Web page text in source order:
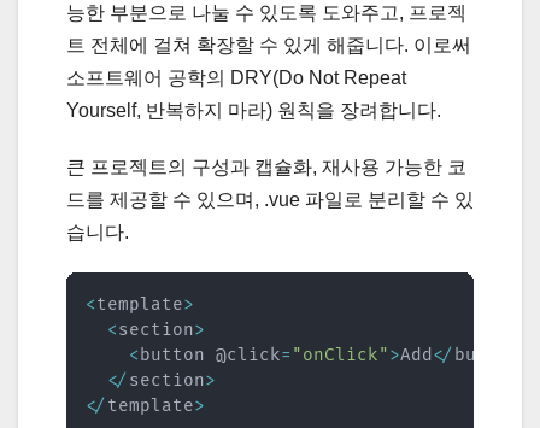
능한 부분으로 나눌 수 있도록 도와주고, 프로젝
트 전체에 걸쳐 확장할 수 있게 해줍니다. 이로써
소프트웨어 공학의 DRY(Do Not Repeat
Yourself, 반복하지 마라) 원칙을 장려합니다.
큰 프로젝트의 구성과 캡슐화, 재사용 가능한 코
드를 제공할 수 있으며, .vue 파일로 분리할 수 있
습니다.
<template>
<section>
< button @click= "onClick">Add </ button
</ section>
</ template>